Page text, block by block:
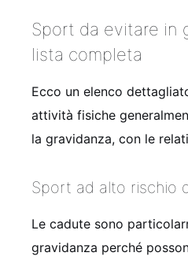
Sport da evitare in
lista completa
Ecco un elenco
attività fisiche
la gravidanza, con le
Sport ad alto rischio
Le cadute sono
gravidanza perché